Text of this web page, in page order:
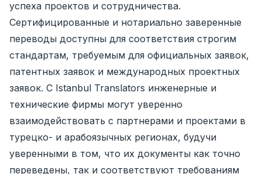
успеха проектов и сотрудничества.
Сертифицированные и нотариально заверенные
переводы доступны для соответствия строгим
стандартам, требуемым для официальных заявок,
патентных заявок и международных проектных
заявок. С Istanbul Translators инженерные и
технические фирмы могут уверенно
взаимодействовать с партнерами и проектами в
турецко- и арабоязычных регионах, будучи
уверенными в том, что их документы как точно
переведены, так и соответствуют требованиям